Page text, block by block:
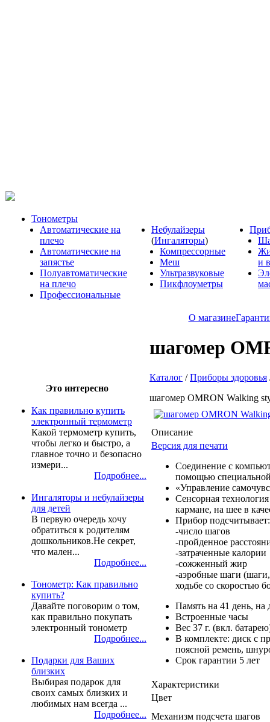
Тонометры
Автоматические на
плечо
Автоматические на
запястье
Полуавтоматические
на плечо
Профессиональные
Небулайзеры
(Ингаляторы)
Компрессорные
Меш
Ультразвуковые
Пикфлоуметры
и
О магазине
Это интересно
Как правильно купить
электронный термометр
Какой термометр купить,
чтобы легко и быстро, а
главное точно и безопасно
измери...
Подробнее...
Ингаляторы и небулайзеры
для детей
В первую очередь хочу
обратиться к родителям
дошкольников.Не секрет,
что мален...
Подробнее...
Тонометр: Как правильно
купить?
Давайте поговорим о том,
как правильно покупать
электронный тонометр
Подробнее...
Подарки для Ваших
близких
Выбирая подарок для
своих самых близких и
любимых нам всегда ...
Подробнее...
шагомер
Каталог /Приборы здоровья
шагомер OMRON Walking
Описание
Версия для печати
Соединение с
помощью
«Управление
Cенсорная
кармане, на шее в
Прибор
-число шагов
-пройденное
-затраченные калории
-cожженный жир
-аэробные шаги
ходьбе со скоростью
Память на 41 день, на
Встроенные часы
Вес 37 г. (вкл.
В комплекте: диск с
поясной ремень,
Срок гарантии 5 лет
Характеристики
Цвет
Механизм подсчета шагов